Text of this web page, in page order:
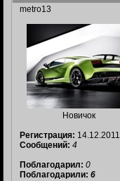
metro13
Новичок
Регистрация: 14.12.2011
Сообщений: 4
Поблагодарил: 0
Поблагодарили: 6